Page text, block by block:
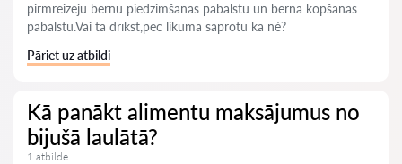
pirmreizēju bērnu piedzimšanas pabalstu un bērna kopšanas
pabalstu.Vai tā drīkst,pēc likuma saprotu ka nè?
Pāriet uz atbildi
Kā panākt alimentu maksājumus no
bijušā laulātā?
1 atbilde